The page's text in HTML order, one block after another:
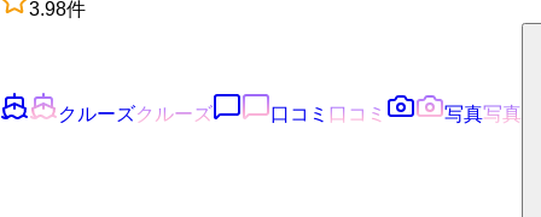
3.98件
クルーズクルーズ 口コミ 口コミ 写真写真